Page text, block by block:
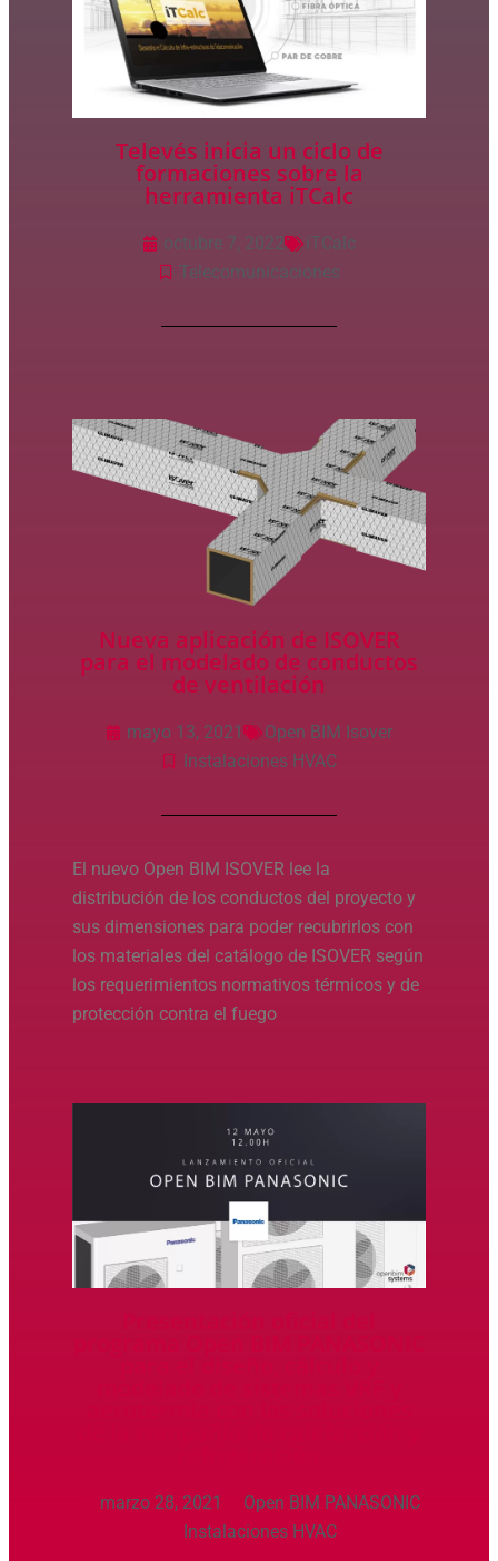
Televés inicia un ciclo de
formaciones sobre la
herramienta iTCalc
octubre 7, 2022
iTCalc
Telecomunicaciones
Nueva aplicación de ISOVER
para el modelado de conductos
de ventilación
mayo 13, 2021
Open BIM Isover
Instalaciones HVAC
El nuevo Open BIM ISOVER lee la
distribución de los conductos del proyecto y
sus dimensiones para poder recubrirlos con
los materiales del catálogo de ISOVER según
los requerimientos normativos térmicos y de
protección contra el fuego
marzo 28, 2021
Open BIM PANASONIC
Instalaciones HVAC